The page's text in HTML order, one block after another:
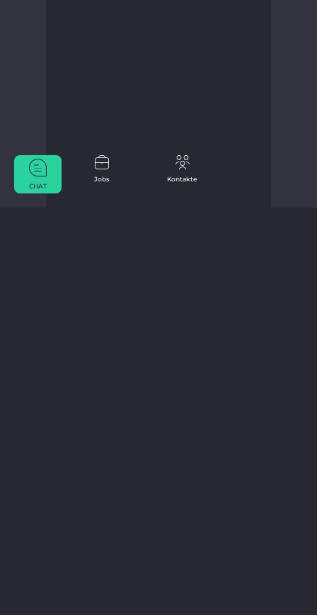
Jobs
Kontakte
CHAT